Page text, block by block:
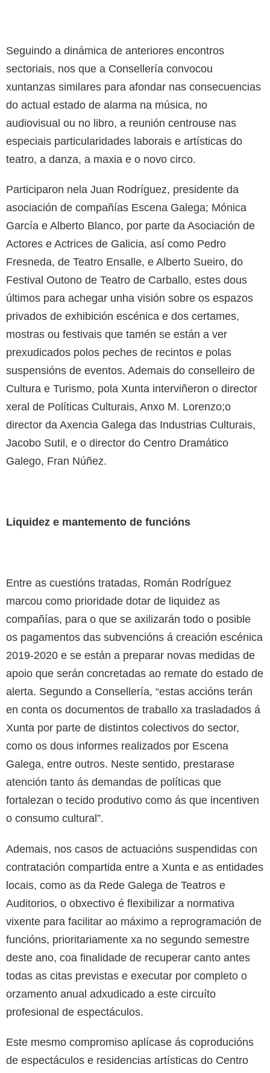
Seguindo a dinámica de anteriores encontros
sectoriais, nos que a Consellería convocou
xuntanzas similares para afondar nas consecuencias
do actual estado de alarma na música, no
audiovisual ou no libro, a reunión centrouse nas
especiais particularidades laborais e artísticas do
teatro, a danza, a maxia e o novo circo.
Participaron nela Juan Rodríguez, presidente da
asociación de compañías Escena Galega; Mónica
García e Alberto Blanco, por parte da Asociación de
Actores e Actrices de Galicia, así como Pedro
Fresneda, de Teatro Ensalle, e Alberto Sueiro, do
Festival Outono de Teatro de Carballo, estes dous
últimos para achegar unha visión sobre os espazos
privados de exhibición escénica e dos certames,
mostras ou festivais que tamén se están a ver
prexudicados polos peches de recintos e polas
suspensións de eventos. Ademais do conselleiro de
Cultura e Turismo, pola Xunta interviñeron o director
xeral de Políticas Culturais, Anxo M. Lorenzo;o
director da Axencia Galega das Industrias Culturais,
Jacobo Sutil, e o director do Centro Dramático
Galego, Fran Núñez.
Liquidez e mantemento de funcións
Entre as cuestións tratadas, Román Rodríguez
marcou como prioridade dotar de liquidez as
compañías, para o que se axilizarán todo o posible
os pagamentos das subvencións á creación escénica
2019-2020 e se están a preparar novas medidas de
apoio que serán concretadas ao remate do estado de
alerta. Segundo a Consellería, “estas accións terán
en conta os documentos de traballo xa trasladados á
Xunta por parte de distintos colectivos do sector,
como os dous informes realizados por Escena
Galega, entre outros. Neste sentido, prestarase
atención tanto ás demandas de políticas que
fortalezan o tecido produtivo como ás que incentiven
o consumo cultural”.
Ademais, nos casos de actuacións suspendidas con
contratación compartida entre a Xunta e as entidades
locais, como as da Rede Galega de Teatros e
Auditorios, o obxectivo é flexibilizar a normativa
vixente para facilitar ao máximo a reprogramación de
funcións, prioritariamente xa no segundo semestre
deste ano, coa finalidade de recuperar canto antes
todas as citas previstas e executar por completo o
orzamento anual adxudicado a este circuíto
profesional de espectáculos.
Este mesmo compromiso aplícase ás coproducións
de espectáculos e residencias artísticas do Centro